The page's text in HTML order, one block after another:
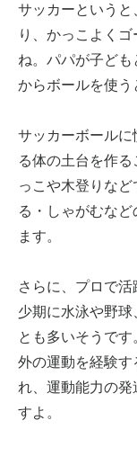
サッカーというと
り、かっこよく
ね。パパが子ど
からボールを使う
サッカーボール
る体の土台を作
っこや木登りな
る・しゃがむな
ます。
さらに、プロで
少期に水泳や野球
とも多いそうで
外の運動を経験す
れ、運動能力の
すよ。